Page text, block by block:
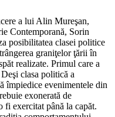
a lui Alin Mureşan,
Contemporană, Sorin
posibilitatea clasei politice
graniţelor ţării în
realizate. Primul care a
clasa politică a
împiedice evenimentele din
exonerată de
fi exercitat până la capăt.